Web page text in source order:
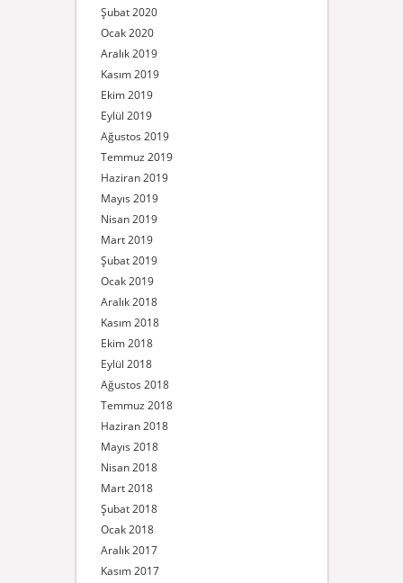
Şubat 2020
Ocak 2020
Aralık 2019
Kasım 2019
Ekim 2019
Eylül 2019
Ağustos 2019
Temmuz 2019
Haziran 2019
Mayıs 2019
Nisan 2019
Mart 2019
Şubat 2019
Ocak 2019
Aralık 2018
Kasım 2018
Ekim 2018
Eylül 2018
Ağustos 2018
Temmuz 2018
Haziran 2018
Mayıs 2018
Nisan 2018
Mart 2018
Şubat 2018
Ocak 2018
Aralık 2017
Kasım 2017